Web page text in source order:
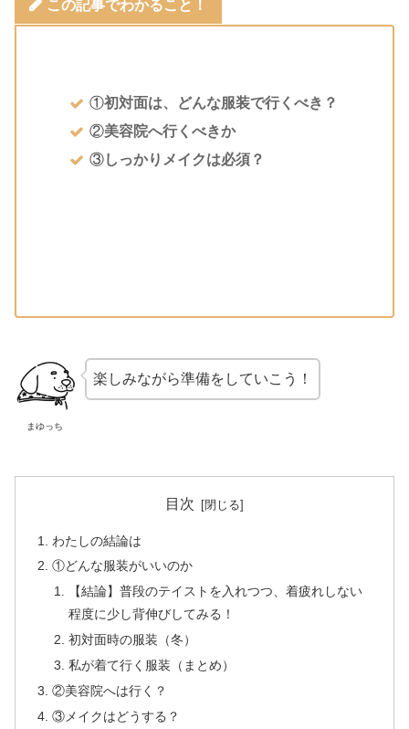
この記事でわかること！
①初対面は、どんな服装で行くべき？
②美容院へ行くべきか
③ しっかりメイクは必須？
まゆっち
楽しみながら準備をしていこう！
目次
わたしの結論は
①どんな服装がいいのか
【結論】普段のテイストを入れつつ、着疲れしない
程度に少し背伸びしてみる！
初対面時の服装（冬）
私が着て行く服装（まとめ）
②美容院へは行く？
③メイクはどうする？